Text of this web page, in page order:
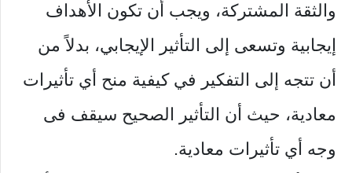
والثقة المشتركة، ويجب أن تكون الأهداف
إيجابية وتسعى إلى التأثير الإيجابي، بدلاً من
أن تتجه إلى التفكير في كيفية منح أي تأثيرات
معادية، حيث أن التأثير الصحيح سيقف فى
وجه أي تأثيرات معادية.